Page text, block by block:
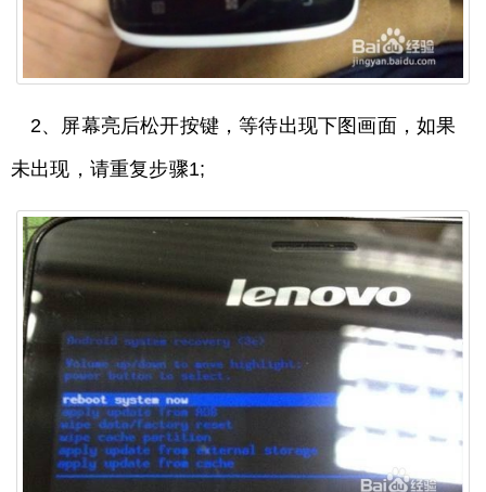
2、屏幕亮后松开按键，等待出现下图画面，如果
未出现，请重复步骤1;